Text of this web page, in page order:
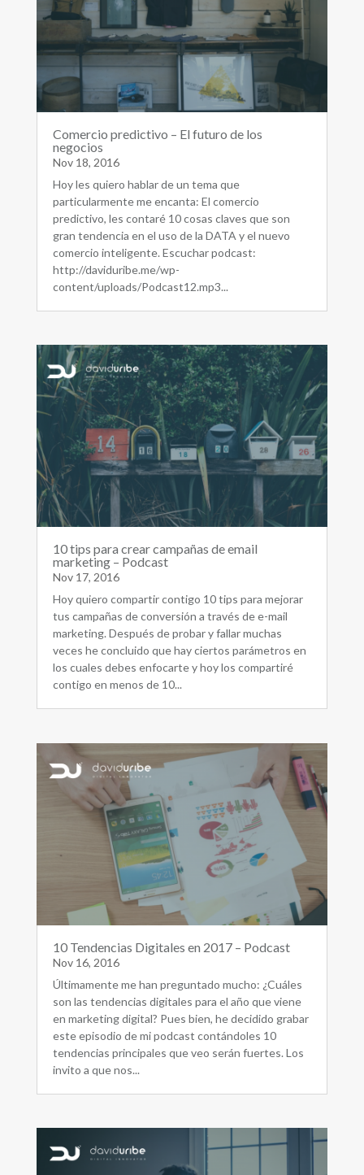
Comercio predictivo – El futuro de los
negocios
Nov 18, 2016
Hoy les quiero hablar de un tema que
particularmente me encanta: El comercio
predictivo, les contaré 10 cosas claves que son
gran tendencia en el uso de la DATA y el nuevo
comercio inteligente. Escuchar podcast:
http://daviduribe.me/wp-
content/uploads/Podcast12.mp3...
10 tips para crear campañas de email
marketing – Podcast
Nov 17, 2016
Hoy quiero compartir contigo 10 tips para mejorar
tus campañas de conversión a través de e-mail
marketing. Después de probar y fallar muchas
veces he concluido que hay ciertos parámetros en
los cuales debes enfocarte y hoy los compartiré
contigo en menos de 10...
10 Tendencias Digitales en 2017 – Podcast
Nov 16, 2016
Últimamente me han preguntado mucho: ¿Cuáles
son las tendencias digitales para el año que viene
en marketing digital? Pues bien, he decidido grabar
este episodio de mi podcast contándoles 10
tendencias principales que veo serán fuertes. Los
invito a que nos...